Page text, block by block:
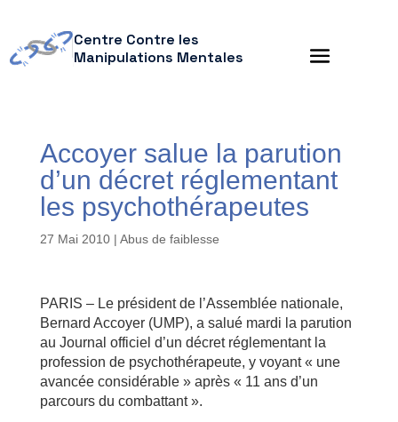
Centre Contre les
Manipulations Mentales
Accoyer salue la parution
d’un décret réglementant
les psychothérapeutes
27 Mai 2010| Abus de faiblesse
PARIS – Le président de l’Assemblée nationale,
Bernard Accoyer (UMP), a salué mardi la parution
au Journal officiel d’un décret réglementant la
profession de psychothérapeute, y voyant « une
avancée considérable » après « 11 ans d’un
parcours du combattant ».